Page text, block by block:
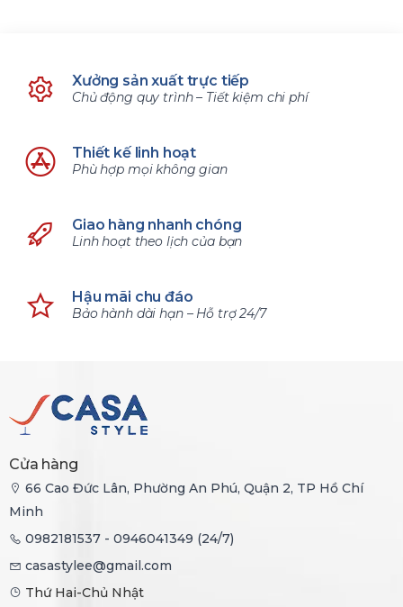
Xưởng sản xuất trực tiếp
Chủ động quy trình – Tiết kiệm chi phí
Thiết kế linh hoạt
Phù hợp mọi không gian
Giao hàng nhanh chóng
Linh hoạt theo lịch của bạn
Hậu mãi chu đáo
Bảo hành dài hạn – Hỗ trợ 24/7
Cửa hàng
66 Cao Đức Lân, Phường An Phú, Quận 2, TP Hồ Chí
Minh
0982181537 - 0946041349 (24/7)
casastylee@gmail.com
Thứ Hai-Chủ Nhật